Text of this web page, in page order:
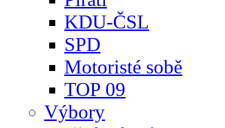
KDU-ČSL
SPD
Motoristé sobě
TOP 09
Výbory